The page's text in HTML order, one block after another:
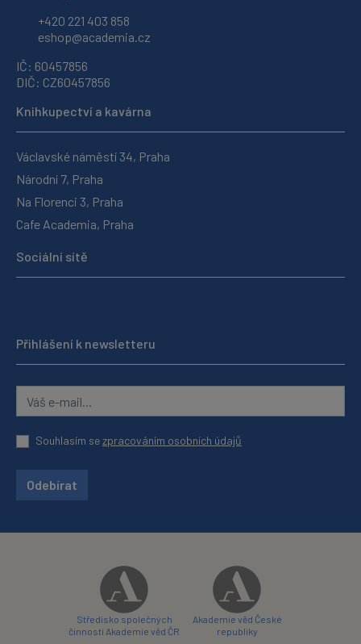
+420 221 403 858
eshop@academia.cz
IČ: 60457856
DIČ: CZ60457856
Knihkupectví a kavárna
Václavské náměstí 34, Praha
Národní 7, Praha
Na Florenci 3, Praha
Cafe Academia, Praha
Sociální sítě
Přihlášení k newsletteru
Souhlasím sezpracováním osobních údajů
Odebírat
Středisko společných
činností Akademie věd ČR
Akademie věd České
republiky